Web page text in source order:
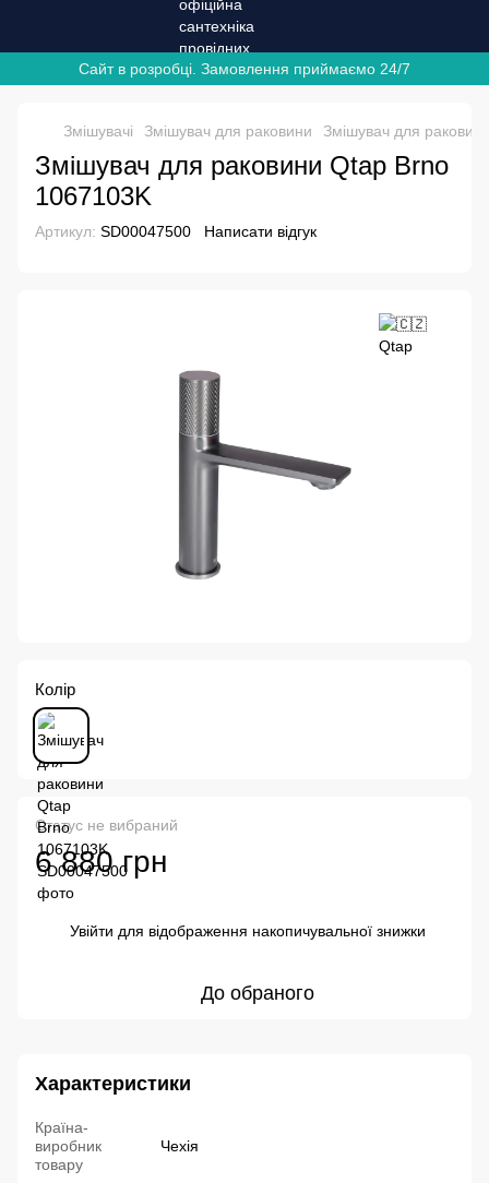
Сайт в розробці. Замовлення приймаємо 24/7
Змішувачі Змішувач для раковини Змішувач для
Змішувач для раковини Qtap Brno
1067103K
Артикул: SD00047500 Написати відгук
Колір
Статус не вибраний
6 880 грн
Увійти для відображення накопичувальної знижки
До обраного
Характеристики
Країна-
виробник
товару
Чехія